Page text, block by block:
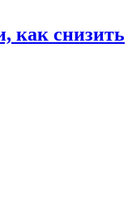
как снизить